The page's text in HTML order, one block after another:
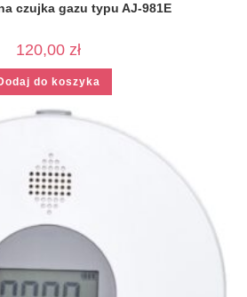
czujka gazu typu AJ-981E
120,00 zł
do koszyka